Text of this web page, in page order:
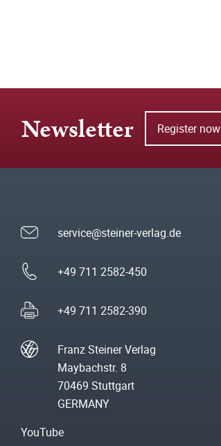
Newsletter Register now
service@steiner-verlag.de
+49 711 2582-450
+49 711 2582-390
Franz Steiner Verlag
Maybachstr. 8
70469 Stuttgart
GERMANY
YouTube